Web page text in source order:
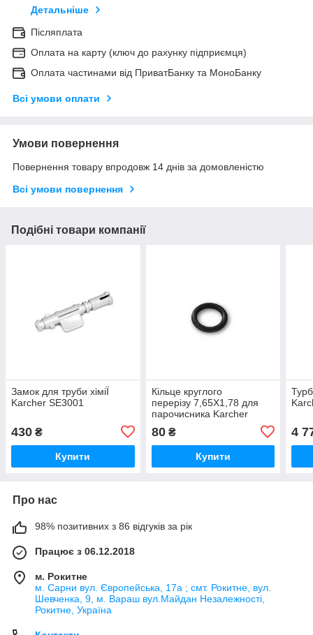
Детальніше
Післяплата
Оплата на карту (ключ до рахунку підприємця)
Оплата частинами від ПриватБанку та МоноБанку
Всі умови оплати
Умови повернення
Повернення товару впродовж 14 днів за домовленістю
Всі умови повернення
Подібні товари компанії
Замок для труби хіміЇ
Karcher SE3001
430 ₴
Купити
Кільце круглого
перерізу 7,65X1,78 для
парочисника Karcher
80₴
Купити
4
Про нас
98% позитивних з 86 відгуків за рік
Працює з 06.12.2018
м. Рокитне
м. Сарни вул. Європейська, 17а ; смт. Рокитне, вул.
Шевченка, 9, м. Вараш вул.Майдан Незалежності,
Рокитне, Україна